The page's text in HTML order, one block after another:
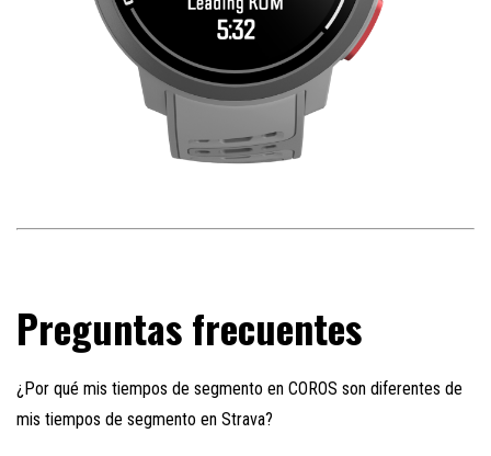
Preguntas frecuentes
¿Por qué mis tiempos de segmento en COROS son diferentes de
mis tiempos de segmento en Strava?